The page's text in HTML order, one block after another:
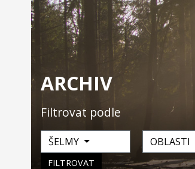
ARCHIV
Filtrovat podle
ŠELMY OBLASTI
FILTROVAT